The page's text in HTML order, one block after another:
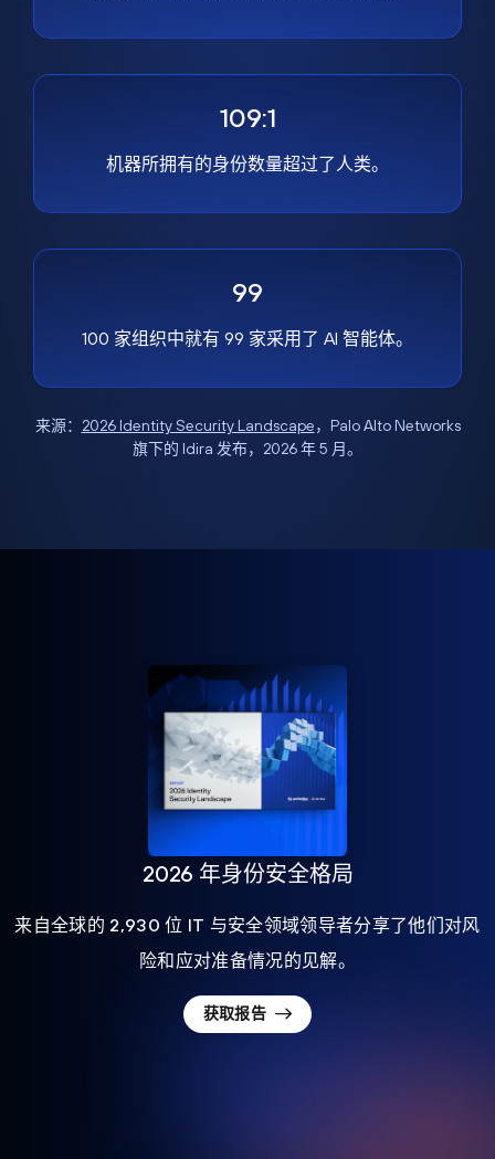
109:1
机器所拥有的身份数量超过了人类。
99
100 家组织中就有 99 家采用了 AI 智能体。
来源： 2026 Identity Security Landscape，Palo Alto Networks
旗下的 Idira 发布，2026 年 5 月。
2026 年身份安全格局
来自全球的 2,930 位 IT 与安全领域领导者分享了他们对风
险和应对准备情况的见解。
获取报告